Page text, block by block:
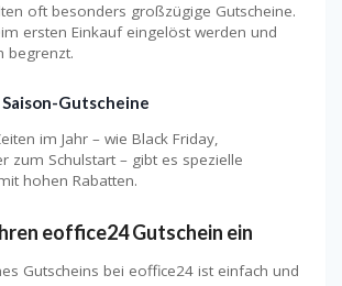
oft besonders großzügige Gutscheine.
ersten Einkauf eingelöst werden und
begrenzt.
Gutscheine
im Jahr – wie Black Friday,
zum Schulstart – gibt es spezielle
hohen Rabatten.
eoffice24 Gutschein ein
Gutscheins bei eoffice24 ist einfach und